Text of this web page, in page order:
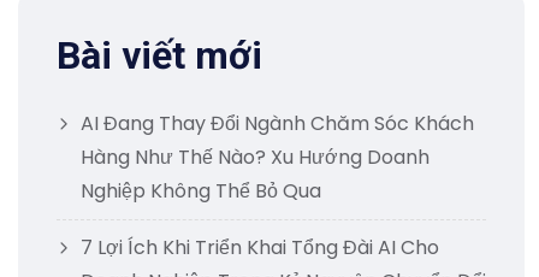
Bài viết mới
AI Đang Thay Đổi Ngành Chăm Sóc Khách
Hàng Như Thế Nào? Xu Hướng Doanh
Nghiệp Không Thể Bỏ Qua
7 Lợi Ích Khi Triển Khai Tổng Đài AI Cho